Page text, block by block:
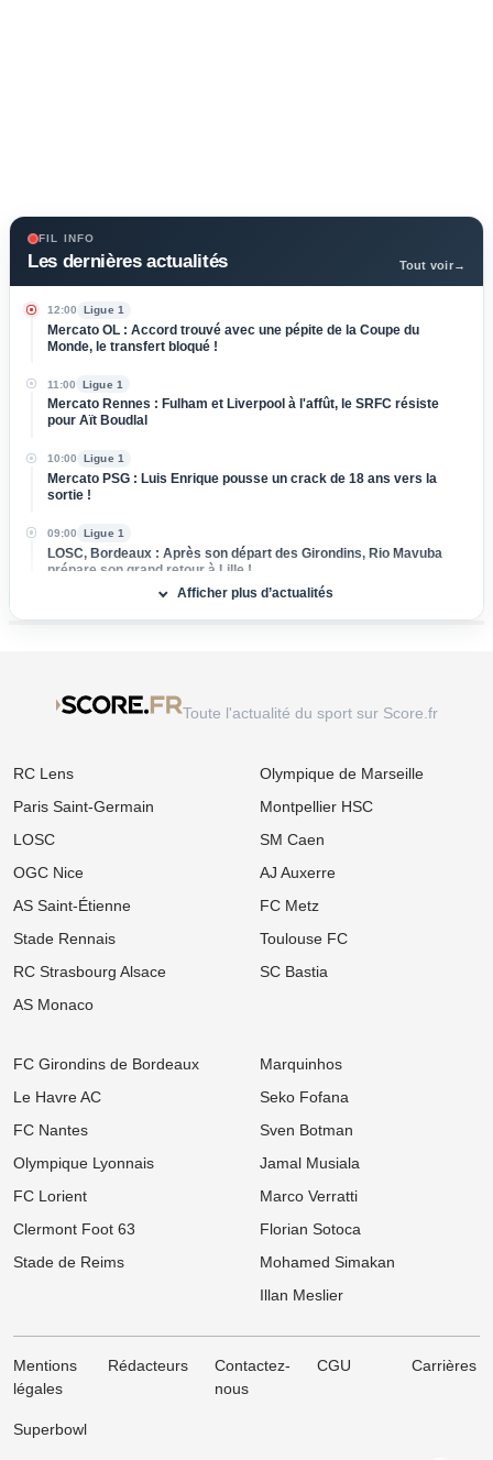
FIL INFO
Les dernières actualités Tout voir→
12:00 Ligue 1
Mercato OL : Accord trouvé avec une pépite de la Coupe du
Monde, le transfert bloqué !
11:00 Ligue 1
Mercato Rennes : Fulham et Liverpool à l'affût, le SRFC résiste
pour Aït Boudlal
10:00 Ligue 1
Mercato PSG : Luis Enrique pousse un crack de 18 ans vers la
sortie !
09:00 Ligue 1
LOSC, Bordeaux : Après son départ des Girondins, Rio Mavuba
prépare son grand retour à Lille !
Ligue 1 : « Le Brighton français », le projet ambitieux du TFC
enflamme l'After Foot !
Mercato LOSC, OM : Chancel Mbemba s'envole vers l'Arabie
Mercato ASSE : Un 3e géant européen s'attaque à Lucas Stassin,
jackpot en vue pour les Verts ?
06/08 Ligue 1
perle au Real Madrid !
06/08 Ligue 1
Mercato Rennes : Poussé vers la sortie, un cadre braque la
Mercato Strasbourg : Douche froide pour une piste d'expérience
devancée par un club anglais !
06/08 Ligue 1
Kebbal !
06/08 Ligue 2
FC Nantes : Une statistique effrayante plane sur la première
journée des hommes de Der Zakarian
Mercato OM : La rumeur folle N'Golo Kanté enflamme la presse
Afficher plus d’actualités
Toute l'actualité du sport sur Score.fr
RC Lens
Paris Saint-Germain
LOSC
OGC Nice
AS Saint-Étienne
Stade Rennais
RC Strasbourg Alsace
AS Monaco
Olympique de Marseille
Montpellier HSC
SM Caen
AJ Auxerre
FC Metz
Toulouse FC
SC Bastia
FC Girondins de Bordeaux
Le Havre AC
FC Nantes
Olympique Lyonnais
FC Lorient
Clermont Foot 63
Stade de Reims
Marquinhos
Seko Fofana
Sven Botman
Jamal Musiala
Marco Verratti
Florian Sotoca
Mohamed Simakan
Illan Meslier
Mentions
légales
Rédacteurs
Contactez-
nous
CGU Carrières
Superbowl